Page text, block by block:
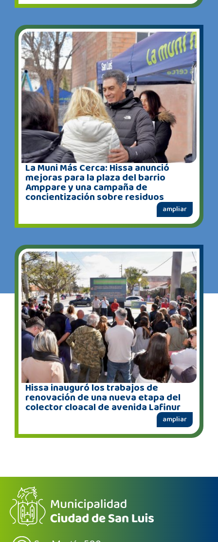
La Muni Más Cerca: Hissa anunció
mejoras para la plaza del barrio
Amppare y una campaña de
concientización sobre residuos
ampliar
Hissa inauguró los trabajos de
renovación de una nueva etapa del
colector cloacal de avenida Lafinur
ampliar